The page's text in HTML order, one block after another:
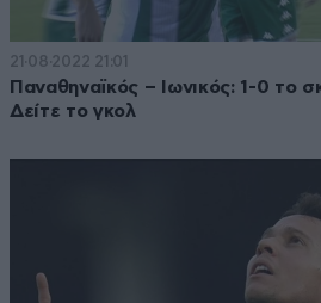
21·08·2022 21:01
Παναθηναϊκός – Ιωνικός: 1-0 το
Δείτε το γκολ